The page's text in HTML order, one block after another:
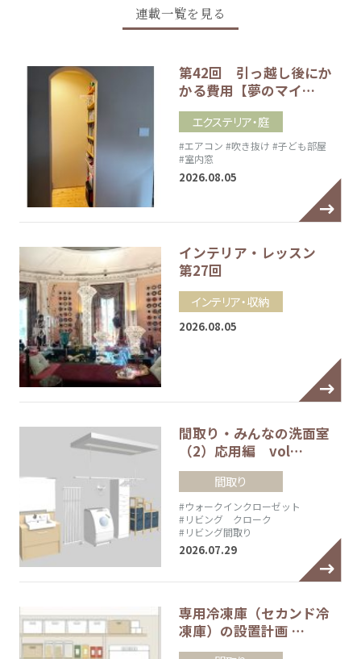
連載一覧を見る
第42回 引っ越し後にか
かる費用【夢のマイ…
エクステリア・庭
#エアコン #吹き抜け #子ども部屋
#室内窓
2026.08.05
インテリア・レッスン
第27回
インテリア・収納
2026.08.05
間取り・みんなの洗面室
（2）応用編 vol…
間取り
#ウォークインクローゼット
#リビング クローク
#リビング間取り
2026.07.29
専用冷凍庫（セカンド冷
凍庫）の設置計画 …